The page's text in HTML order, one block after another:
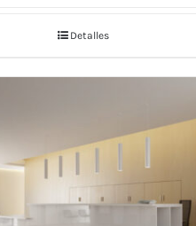
Detalles